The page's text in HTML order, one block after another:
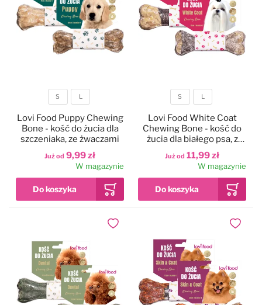
Rozmiar
S L
Już od 9,99 zł
Lovi Food Puppy Chewing
Bone - kość do żucia dla
szczeniaka, ze żwaczami
W magazynie
Rozmiar
S L
Już od 11,99 zł
Lovi Food White Coat
Chewing Bone - kość do
żucia dla białego psa, z
dorszem
W magazynie
Dodaj do ulubionych Dodaj